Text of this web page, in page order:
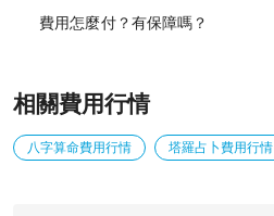
費用怎麼付？有保障嗎？
相關費用行情
八字算命費用行情 塔羅占卜費用行情